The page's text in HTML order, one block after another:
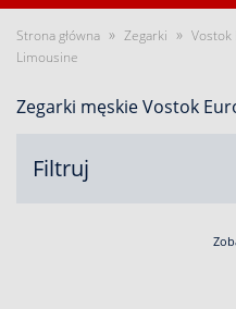
Strona główna » Zegarki » Vostok
Limousine
Zegarki męskie Vostok
Filtruj